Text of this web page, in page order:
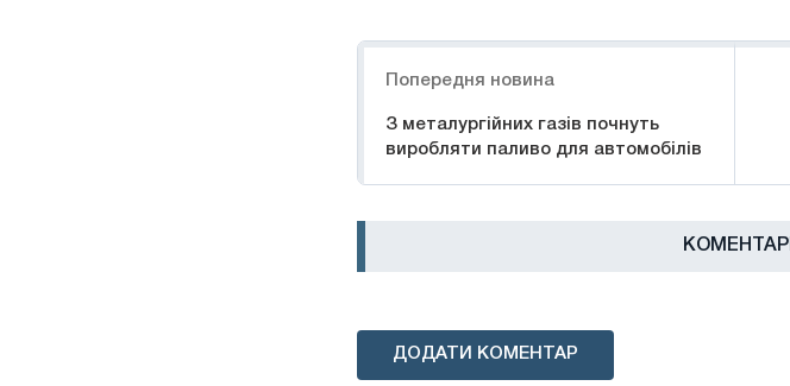
Попередня новина
З металургійних газів почнуть
виробляти паливо для автомобілів
КОМЕНТАРІ
ДОДАТИ КОМЕНТАР